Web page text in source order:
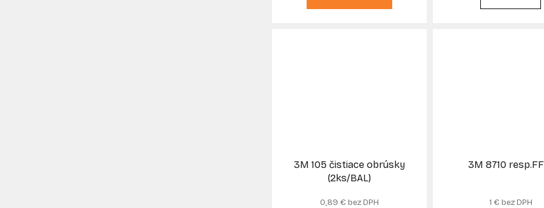
3M 105 čistiace obrúsky
(2ks/BAL)
0,89 € bez DPH
3M 8710
1 € bez DPH